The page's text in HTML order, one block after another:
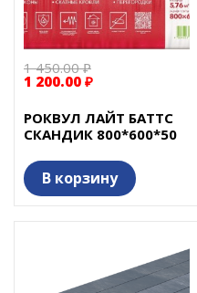
1 450.00 ₽
1 200.00 ₽
РОКВУЛ ЛАЙТ БАТТС
СКАНДИК 800*600*50
В корзину